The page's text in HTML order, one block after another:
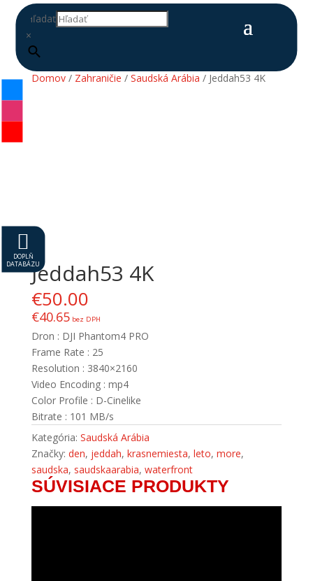
Hľadať
×

DOPLŇ
DATABÁZU
Domov/ Zahraničie / Saudská Arábia / Jeddah53 4K
Jeddah53 4K
€50.00
€40.65bez DPH
Dron : DJI Phantom4 PRO
Frame Rate : 25
Resolution : 3840×2160
Video Encoding : mp4
Color Profile : D-Cinelike
Bitrate : 101 MB/s
Kategória: Saudská Arábia
Značky: den, jeddah, krasnemiesta, leto, more,
saudska, saudskaarabia, waterfront
SÚVISIACE PRODUKTY